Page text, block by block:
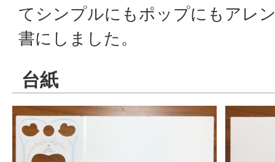
てシンプルにもポップにもアレ
書にしました。
台紙